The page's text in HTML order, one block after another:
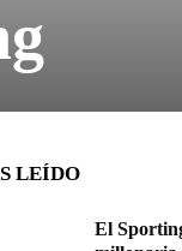
LEÍDO
El